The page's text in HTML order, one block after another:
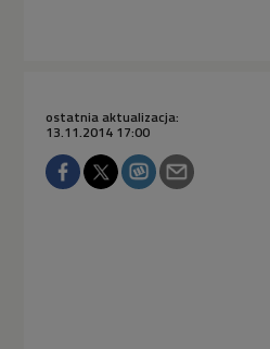
ostatnia aktualizacja:
13.11.2014 17:00